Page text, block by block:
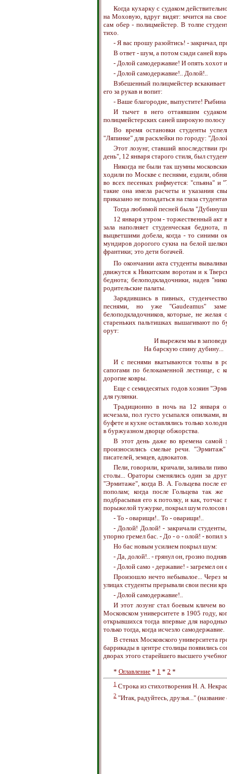
Когда кухарку с судаком
на Моховую, вдруг видят: мчится на
сам обер - полицмейстер. В толпе
тихо.
- Я вас прошу разойтись! - закричал,
В ответ - шум, а потом сзади саней
- Долой самодержавие! И опять хохот
- Долой самодержавие!.. Долой!..
Взбешенный полицмейстер
его за рукав и вопит:
- Ваше благородие, выпустите! Рыбина
И тычет в него оттаявшим
полицмейстерских саней широкую
Во время остановки студенты
"Ляпинке" для расклейки по городу:
Этот лозунг, ставший впоследствии
день", 12 января старого стиля, был
Никогда не были так шумны
ходили по Москве с песнями, ездили,
во всех песенках рифмуется: "спьяна"
такие она имела расчеты и указания
приказано не попадаться на глаза
Тогда любимой песней была
12 января утром - торжественный акт
зала наполняет студенческая
выцветшими добела, когда - то синими
мундиров дорогого сукна на белой
франтики; это дети богачей.
По окончании акта студенты
движутся к Никитским воротам и к
беднота; белоподкладочники, надев
родительские палаты.
Зарядившись в пивных,
песнями, но уже "Gaudeamus"
белоподкладочников, которые, не
стареньких пальтишках вышагивают по
орут:
И вырежем мы в
На барскую спину дубину...
И с песнями вкатываются толпы в
сапогами по белокаменной лестнице, с
дорогие ковры.
Еще с семидесятых годов хозяин
для гулянки.
Традиционно в ночь на 12 января
исчезала, пол густо усыпался опилками,
буфете и кухне оставлялись только
в буржуазном дворце обжорства.
В этот день даже во времена самой
произносились смелые речи.
писателей, земцев, адвокатов.
Пели, говорили, кричали, заливали
столы... Ораторы сменялись один за
"Эрмитаже", когда В. А. Гольцева после
пополам; когда после Гольцева так
подбрасывая его к потолку, и как,
порыжелой тужурке, покрыл шум голосов
- То - оварищи!.. То - оварищи!..
- Долой! Долой! - закричали
упорно гремел бас. - До - о - олой! - вопил
Но бас новым усилием покрыл шум:
- Да, долой!.. - грянул он, грозно
- Долой само - державие! - загремел он
Произошло нечто небывалое... Через
улицах студенты прерывали свои песни
- Долой самодержавие!..
И этот лозунг стал боевым кличем
Московском университете в 1905 году,
открывшихся тогда впервые для
только тогда, когда исчезло самодержавие.
В стенах Московского университета
баррикады в центре столицы появились
дворах этого старейшего высшего
* Оглавление * 1 * 2 *
1 Строка из стихотворения Н. А.
2 "Итак, радуйтесь, друзья..."